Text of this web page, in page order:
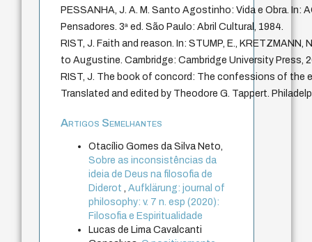
PESSANHA, J. A. M. Santo Agostinho: Vida e Obra. In:
Pensadores. 3ª ed. São Paulo: Abril Cultural, 1984.
RIST, J. Faith and reason. In: STUMP, E., KRETZMANN,
to Augustine. Cambridge: Cambridge University Press,
RIST, J. The book of concord: The confessions of the
Translated and edited by Theodore G. Tappert.
Artigos Semelhantes
Otacílio Gomes da Silva Neto,
Sobre as inconsistências da
ideia de Deus na filosofia de
Diderot,Aufklärung: journal of
philosophy: v. 7 n. esp (2020):
Filosofia e Espiritualidade
Lucas de Lima Cavalcanti